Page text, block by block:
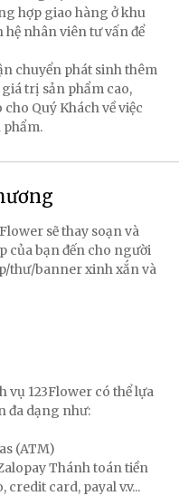
hợp giao hàng ở khu
nhân viên tư vấn để
chuyển phát sinh thêm
trị sản phẩm cao,
Quý Khách về việc
sẽ thay soạn và
của bạn đến cho người
thư/banner xinh xắn và
123Flower có thể lựa
đa dạng như:
(ATM)
Thánh toán tiền
card, payal v.v...